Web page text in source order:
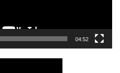
04:52